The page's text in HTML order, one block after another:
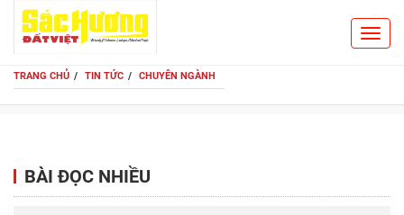
TRANG CHỦ TIN TỨC CHUYÊN NGÀNH
BÀI ĐỌC NHIỀU